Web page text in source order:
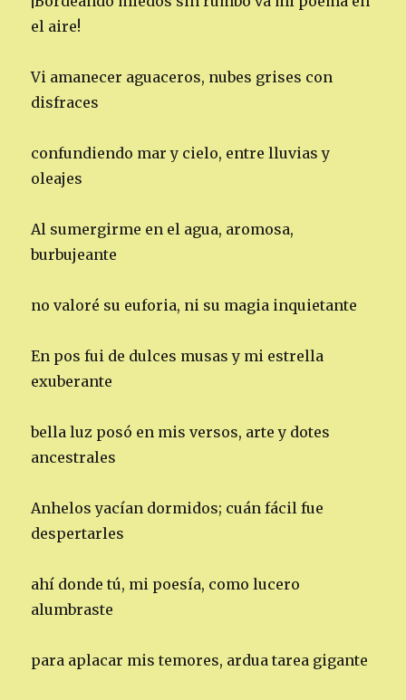
el aire!
Vi amanecer aguaceros, nubes grises con
disfraces
confundiendo mar y cielo, entre lluvias y
oleajes
Al sumergirme en el agua, aromosa,
burbujeante
no valoré su euforia, ni su magia inquietante
En pos fui de dulces musas y mi estrella
exuberante
bella luz posó en mis versos, arte y dotes
ancestrales
Anhelos yacían dormidos; cuán fácil fue
despertarles
ahí donde tú, mi poesía, como lucero
alumbraste
para aplacar mis temores, ardua tarea gigante